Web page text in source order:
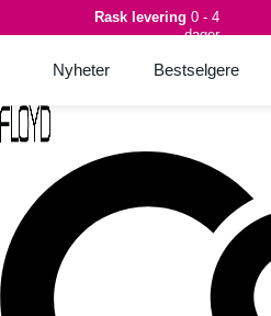
Rask levering 0 - 4
dager
Nyheter Bestselgere